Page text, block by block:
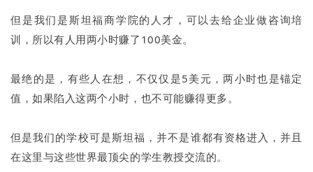
但是我们是斯坦福商学院的人才，可以去给企业做咨询培
训，所以有人用两小时赚了100美金。
最绝的是，有些人在想，不仅仅是5美元，两小时也是锚定
值，如果陷入这两个小时，也不可能赚得更多。
但是我们的学校可是斯坦福，并不是谁都有资格进入，并且
在这里与这些世界最顶尖的学生教授交流的。